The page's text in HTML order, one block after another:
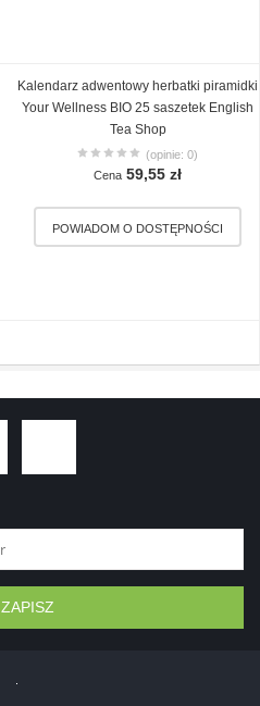
Kalendarz adwentowy herbatki piramidki
Your Wellness BIO 25 saszetek English
Tea Shop
(opinie: 0)
Cena 59,55 zł
ZAPISZ